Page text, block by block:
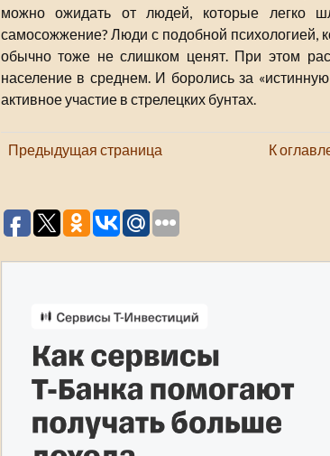
можно ожидать от людей, которые легко
самосожжение? Люди с подобной психологией,
обычно тоже не слишком ценят. При этом
население в среднем. И боролись за
активное участие в стрелецких бунтах.
Предыдущая страница К